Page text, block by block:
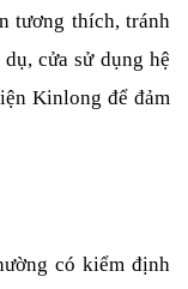
tương thích, tránh
cửa sử dụng hệ
Kinlong để đảm
có kiểm định